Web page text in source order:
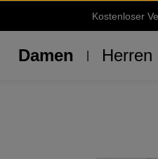
Kostenloser
Damen Herren